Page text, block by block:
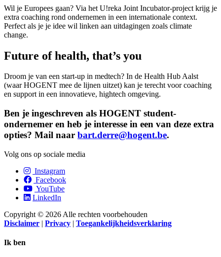
Wil je Europees gaan? Via het U!reka Joint Incubator-project krijg je
extra coaching rond ondernemen in een internationale context.
Perfect als je je idee wil linken aan uitdagingen zoals climate
change.
Future of health, that’s you
Droom je van een start-up in medtech? In de Health Hub Aalst
(waar HOGENT mee de lijnen uitzet) kan je terecht voor coaching
en support in een innovatieve, hightech omgeving.
Ben je ingeschreven als HOGENT student-
ondernemer en heb je interesse in een van deze extra
opties? Mail naar bart.derre@hogent.be.
Volg ons op sociale media
Instagram
Facebook
YouTube
LinkedIn
Copyright © 2026 Alle rechten voorbehouden
Disclaimer | Privacy | Toegankelijkheidsverklaring
Ik ben